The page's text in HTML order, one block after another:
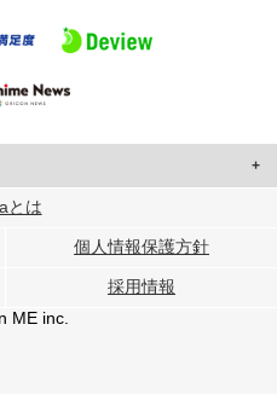
ザーに合わせたコンテンツや広告の
ートナーに提供しています。
各パートナーに提供した他の情報や、
用したときに収集した他の情報を組み
とは
個人情報保護方針
採用情報
ME inc.